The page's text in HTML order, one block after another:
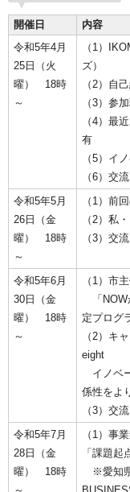
開催日
内容
令和5年4月
25日（火
曜） 18時
～
（1）
ズ）
（2）自
（3）参
（4）最
有
（5）イ
（6）交
令和5年5月
26日（金
曜） 18時
～
（1）前
（2）私
（3）交
令和5年6月
30日（金
曜） 18時
～
（1）市
「NOW
定プログ
（2）キ
eight
イノベ
係性をよ
（3）交
令和5年7月
28日（金
曜） 18時
（1）事
「課題起
※愛知県